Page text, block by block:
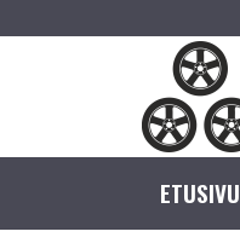
ETUSIVU